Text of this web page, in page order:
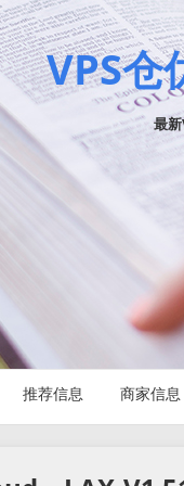
VPS仓
最
推荐信息 商家信息